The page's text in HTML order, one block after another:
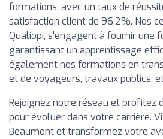
formations, avec un taux de
satisfaction client de 96,2%. Nos
Qualiopi, s'engagent à fournir une
garantissant un apprentissage
également nos formations en
et de voyageurs, travaux publics,
Rejoignez notre réseau et profitez
pour évoluer dans votre carrière.
Beaumont et transformez votre